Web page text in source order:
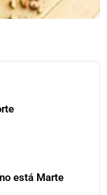
está Marte